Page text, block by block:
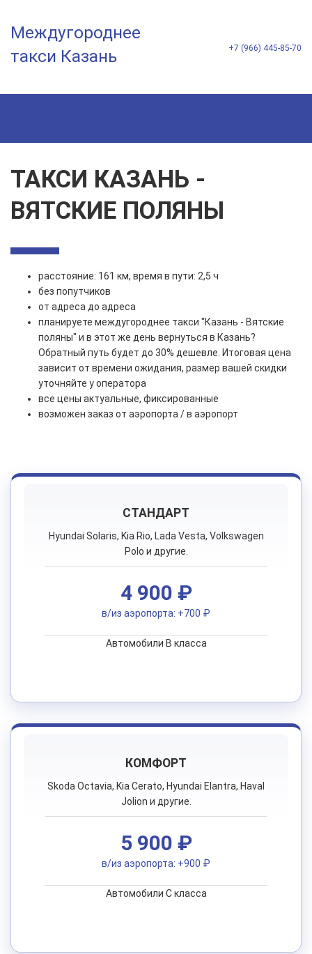
Междугороднее
такси Казань
+7 (966) 445-85-70
ТАКСИ КАЗАНЬ -
ВЯТСКИЕ ПОЛЯНЫ
расстояние: 161 км, время в пути: 2,5 ч
без попутчиков
от адреса до адреса
планируете междугороднее такси "Казань - Вятские
поляны" и в этот же день вернуться в Казань?
Обратный путь будет до 30% дешевле. Итоговая цена
зависит от времени ожидания, размер вашей скидки
уточняйте у оператора
все цены актуальные, фиксированные
возможен заказ от аэропорта / в аэропорт
СТАНДАРТ
Hyundai Solaris, Kia Rio, Lada Vesta, Volkswagen
Polo и другие.
4 900 ₽
в/из аэропорта: +700 ₽
Автомобили B класса
КОМФОРТ
Skoda Octavia, Kia Cerato, Hyundai Elantra, Haval
Jolion и другие.
5 900 ₽
в/из аэропорта: +900 ₽
Автомобили C класса